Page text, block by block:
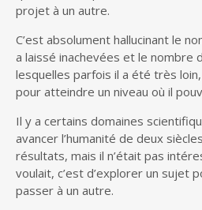
projet à un autre.
C’est absolument hallucinant le
a laissé inachevées et le nombre
lesquelles parfois il a été très
pour atteindre un niveau où il
Il y a certains domaines
avancer l’humanité de deux
résultats, mais il n’était pas
voulait, c’est d’explorer un sujet
passer à un autre.